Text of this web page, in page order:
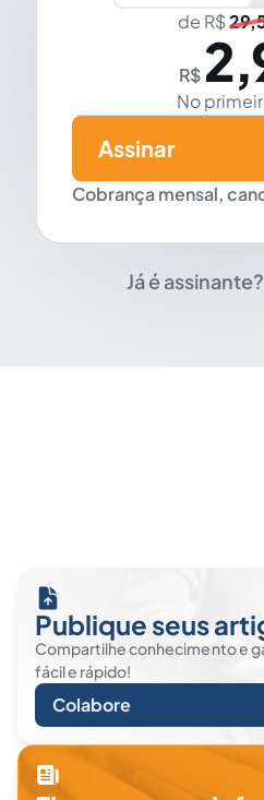
de R$
R$
No
Cobrança mensal,
Assinar
Já é assinante?
Publique seus
Compartilhe conhecimento e
fácil e rápido!
Colabore